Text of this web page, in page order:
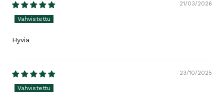
21/03/2026
Hyviä
23/10/2025